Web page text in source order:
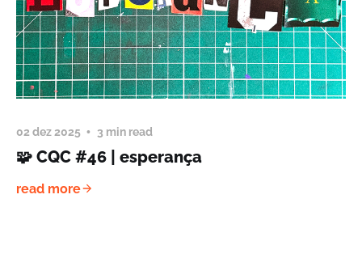
02 dez 2025 3 min read
🧩 CQC #46 | esperança
read more